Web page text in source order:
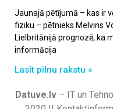
Jaunajā pētījumā – kas ir
fiziku – pētnieks Melvins
Lielbritānijā prognozē, ka
informācija
Lasīt pilnu rakstu »
Datuve.lv– IT un